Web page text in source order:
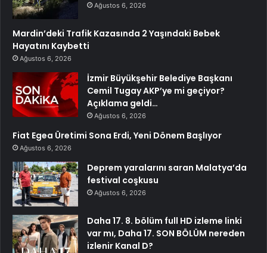
Ağustos 6, 2026
Mardin’deki Trafik Kazasında 2 Yaşındaki Bebek
Hayatını Kaybetti
Ağustos 6, 2026
İzmir Büyükşehir Belediye Başkanı
Cemil Tugay AKP’ye mi geçiyor?
Açıklama geldi…
Ağustos 6, 2026
Fiat Egea Üretimi Sona Erdi, Yeni Dönem Başlıyor
Ağustos 6, 2026
Deprem yaralarını saran Malatya’da
festival coşkusu
Ağustos 6, 2026
Daha 17. 8. bölüm full HD izleme linki
var mı, Daha 17. SON BÖLÜM nereden
izlenir Kanal D?